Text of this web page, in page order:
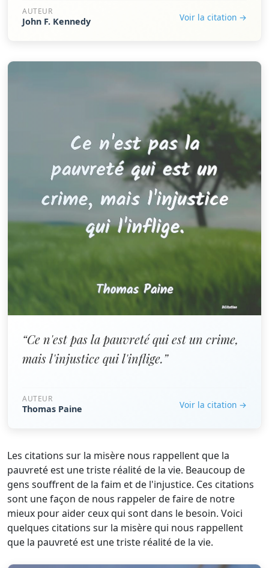
AUTEUR
John F. Kennedy Voir la citation →
“Ce n'est pas la pauvreté qui est un crime,
mais l'injustice qui l'inflige.”
AUTEUR
Thomas Paine Voir la citation →
Les citations sur la misère nous rappellent que la
pauvreté est une triste réalité de la vie. Beaucoup de
gens souffrent de la faim et de l'injustice. Ces citations
sont une façon de nous rappeler de faire de notre
mieux pour aider ceux qui sont dans le besoin. Voici
quelques citations sur la misère qui nous rappellent
que la pauvreté est une triste réalité de la vie.